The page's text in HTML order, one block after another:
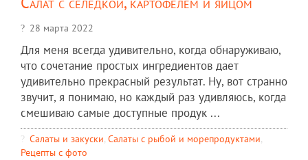
28 марта 2022
Для меня всегда удивительно, когда обнаруживаю,
что сочетание простых ингредиентов дает
удивительно прекрасный результат. Ну, вот странно
звучит, я понимаю, но каждый раз удивляюсь, когда
смешиваю самые доступные продук ...
Салаты и закуски, Салаты с рыбой и морепродуктами,
Рецепты c фото